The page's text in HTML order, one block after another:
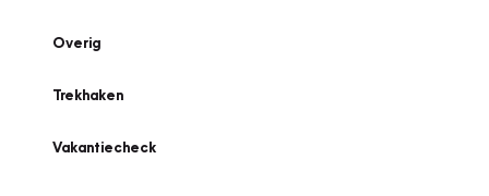
Overig
Trekhaken
Vakantiecheck